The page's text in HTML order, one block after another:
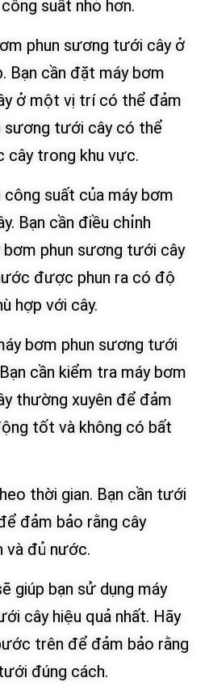
suất nhỏ hơn.
phun sương tưới cây ở
Bạn cần đặt máy bơm
ở một vị trí có thể đảm
sương tưới cây có thể
trong khu vực.
suất của máy bơm
Bạn cần điều chỉnh
bơm phun sương tưới cây
được phun ra có độ
hợp với cây.
bơm phun sương tưới
cần kiểm tra máy bơm
thường xuyên để đảm
tốt và không có bất
thời gian. Bạn cần tưới
đảm bảo rằng cây
đủ nước.
giúp bạn sử dụng máy
cây hiệu quả nhất. Hãy
trên để đảm bảo rằng
đúng cách.